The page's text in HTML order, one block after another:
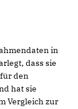
in
dass sie
den
hat sie
Vergleich zur